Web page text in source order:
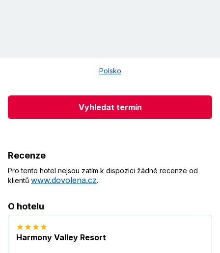
Polsko
Vyhledat termín
Recenze
Pro tento hotel nejsou zatím k dispozici žádné recenze od
klientů www.dovolena.cz.
O hotelu
Harmony Valley Resort